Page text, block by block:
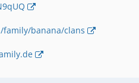
banana/clans